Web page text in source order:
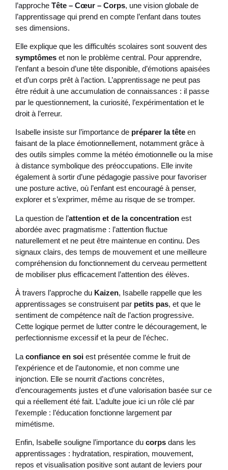
l’approche Tête – Cœur – Corps, une vision globale de
l’apprentissage qui prend en compte l’enfant dans toutes
ses dimensions.
Elle explique que les difficultés scolaires sont souvent des
symptômes et non le problème central. Pour apprendre,
l’enfant a besoin d’une tête disponible, d’émotions apaisées
et d’un corps prêt à l’action. L’apprentissage ne peut pas
être réduit à une accumulation de connaissances : il passe
par le questionnement, la curiosité, l’expérimentation et le
droit à l’erreur.
Isabelle insiste sur l’importance de préparer la tête en
faisant de la place émotionnellement, notamment grâce à
des outils simples comme la météo émotionnelle ou la mise
à distance symbolique des préoccupations. Elle invite
également à sortir d’une pédagogie passive pour favoriser
une posture active, où l’enfant est encouragé à penser,
explorer et s’exprimer, même au risque de se tromper.
La question de l’attention et de la concentration est
abordée avec pragmatisme : l’attention fluctue
naturellement et ne peut être maintenue en continu. Des
signaux clairs, des temps de mouvement et une meilleure
compréhension du fonctionnement du cerveau permettent
de mobiliser plus efficacement l’attention des élèves.
À travers l’approche du Kaizen, Isabelle rappelle que les
apprentissages se construisent par petits pas, et que le
sentiment de compétence naît de l’action progressive.
Cette logique permet de lutter contre le découragement, le
perfectionnisme excessif et la peur de l’échec.
La confiance en soi est présentée comme le fruit de
l’expérience et de l’autonomie, et non comme une
injonction. Elle se nourrit d’actions concrètes,
d’encouragements justes et d’une valorisation basée sur ce
qui a réellement été fait. L’adulte joue ici un rôle clé par
l’exemple : l’éducation fonctionne largement par
mimétisme.
Enfin, Isabelle souligne l’importance du corps dans les
apprentissages : hydratation, respiration, mouvement,
repos et visualisation positive sont autant de leviers pour